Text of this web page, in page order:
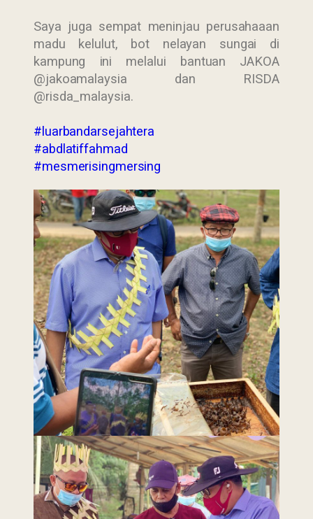
Saya juga sempat meninjau perusahaaan
madu kelulut, bot nelayan sungai di
kampung ini melalui bantuan JAKOA
@jakoamalaysia dan RISDA
@risda_malaysia.
#luarbandarsejahtera
#abdlatiffahmad
#mesmerisingmersing